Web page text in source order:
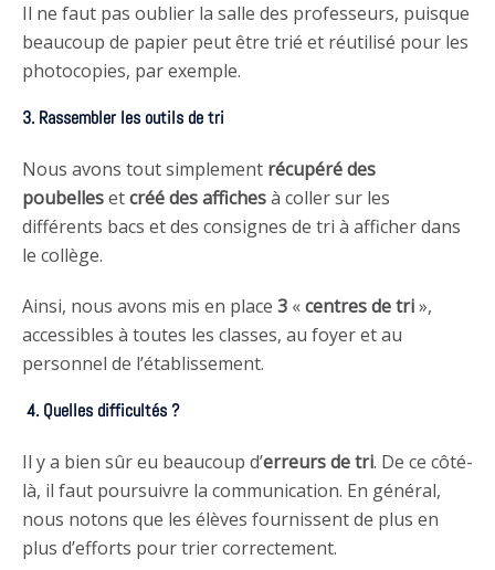
Il ne faut pas oublier la salle des professeurs, puisque
beaucoup de papier peut être trié et réutilisé pour les
photocopies, par exemple.
3. Rassembler les outils de tri
Nous avons tout simplement récupéré des
poubellesetcréé des affichesà coller sur les
différents bacs et des consignes de tri à afficher dans
le collège.
Ainsi, nous avons mis en place 3 «centres de tri»,
accessibles à toutes les classes, au foyer et au
personnel de l’établissement.
4. Quelles difficultés ?
Il y a bien sûr eu beaucoup d’erreurs de tri. De ce côté-
là, il faut poursuivre la communication. En général,
nous notons que les élèves fournissent de plus en
plus d’efforts pour trier correctement.